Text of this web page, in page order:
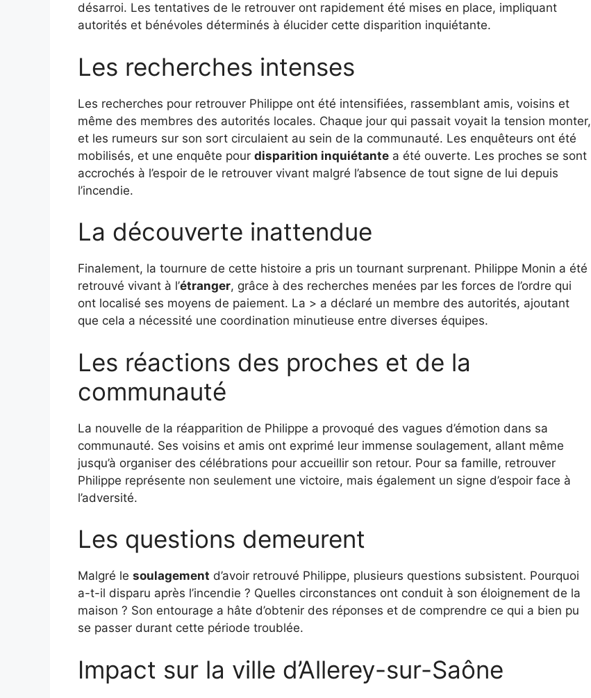
désarroi. Les tentatives de le retrouver ont rapidement été mises en place, impliquant
autorités et bénévoles déterminés à élucider cette disparition inquiétante.
Les recherches intenses
Les recherches pour retrouver Philippe ont été intensifiées, rassemblant amis, voisins et
même des membres des autorités locales. Chaque jour qui passait voyait la tension monter,
et les rumeurs sur son sort circulaient au sein de la communauté. Les enquêteurs ont été
mobilisés, et une enquête pour disparition inquiétante a été ouverte. Les proches se sont
accrochés à l’espoir de le retrouver vivant malgré l’absence de tout signe de lui depuis
l’incendie.
La découverte inattendue
Finalement, la tournure de cette histoire a pris un tournant surprenant. Philippe Monin a été
retrouvé vivant à l’étranger, grâce à des recherches menées par les forces de l’ordre qui
ont localisé ses moyens de paiement. La > a déclaré un membre des autorités, ajoutant
que cela a nécessité une coordination minutieuse entre diverses équipes.
Les réactions des proches et de la
communauté
La nouvelle de la réapparition de Philippe a provoqué des vagues d’émotion dans sa
communauté. Ses voisins et amis ont exprimé leur immense soulagement, allant même
jusqu’à organiser des célébrations pour accueillir son retour. Pour sa famille, retrouver
Philippe représente non seulement une victoire, mais également un signe d’espoir face à
l’adversité.
Les questions demeurent
Malgré le soulagement d’avoir retrouvé Philippe, plusieurs questions subsistent. Pourquoi
a-t-il disparu après l’incendie ? Quelles circonstances ont conduit à son éloignement de la
maison ? Son entourage a hâte d’obtenir des réponses et de comprendre ce qui a bien pu
se passer durant cette période troublée.
Impact sur la ville d’Allerey-sur-Saône